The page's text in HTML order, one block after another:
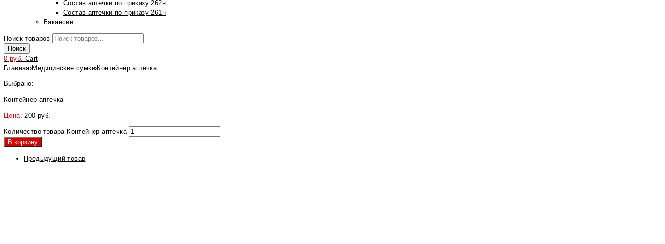
Состав аптечки по приказу 262н
Состав аптечки по приказу 261н
Вакансии
Поиск товаров
Поиск
0 руб. Cart
Главная›Медицинские сумки›Контейнер аптечка
Выбрано:
Контейнер аптечка
Цена:200 руб.
Количество товара Контейнер аптечка
В корзину
Предыдущий товар